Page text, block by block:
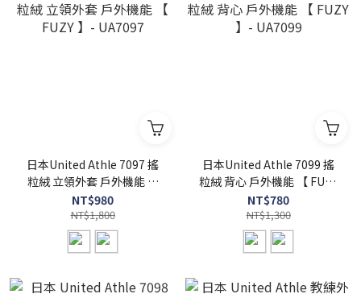
日本United Athle 7097 搖
粒絨 立領外套 戶外機能 【
FUZY 】- UA7097
NT$980
NT$1,800
日本United Athle 7099 搖
粒絨 背心 戶外機能 【 FUZY
】- UA7099
NT$780
NT$1,300